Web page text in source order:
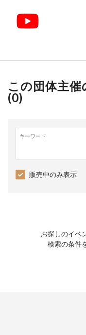
この団体主催
(0)
キーワード
販売中のみ表示
お探しのイベ
検索の条件